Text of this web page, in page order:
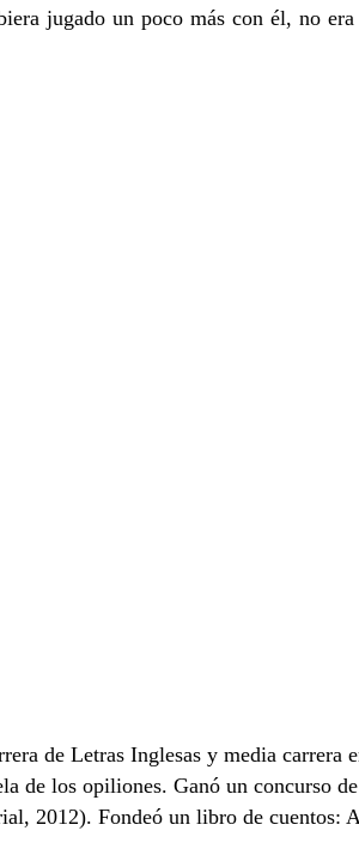
jugado un poco más con él, no
de Letras Inglesas y media
de los opiliones. Ganó un concurso
2012). Fondeó un libro de cuentos: